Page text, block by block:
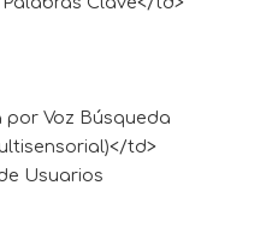
por Voz Búsqueda
td>
Usuarios